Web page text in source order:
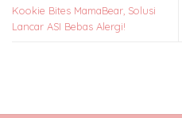
Kookie Bites MamaBear, Solusi
Lancar ASI Bebas Alergi!